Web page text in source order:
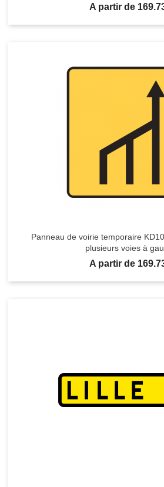
Prix
A partir de
Panneau de voirie temporaire
plusieurs voies à
Prix
A partir de